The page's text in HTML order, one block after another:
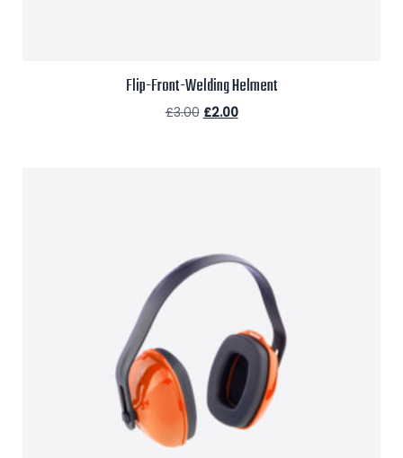
Flip-Front-Welding Helment
£3.00 £2.00